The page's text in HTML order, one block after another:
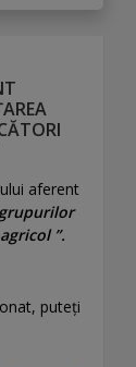
aferent
”.
puteţi